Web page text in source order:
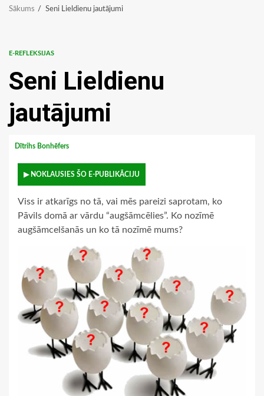
Sākums Seni Lieldienu jautājumi
E-REFLEKSIJAS
Seni Lieldienu
jautājumi
Dītrihs Bonhēfers
▶ NOKLAUSIES ŠO E-PUBLIKĀCIJU
Viss ir atkarīgs no tā, vai mēs pareizi saprotam, ko
Pāvils domā ar vārdu “augšāmcēlies”. Ko nozīmē
augšāmcelšanās un ko tā nozīmē mums?